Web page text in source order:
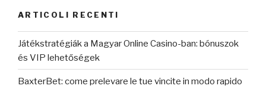
ARTICOLI RECENTI
Játékstratégiák a Magyar Online Casino-ban: bónuszok
és VIP lehetőségek
BaxterBet: come prelevare le tue vincite in modo rapido